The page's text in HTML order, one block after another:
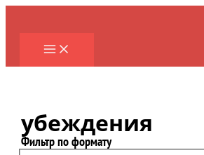
Перейти
содержимому
убеждения
Фильтр по формату